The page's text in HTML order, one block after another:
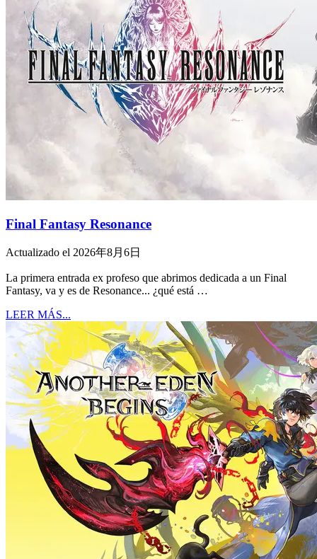
Final Fantasy Resonance
Actualizado el 2026年8月6日
La primera entrada ex profeso que abrimos dedicada a un Final
Fantasy, va y es de Resonance... ¿qué está …
LEER MÁS...